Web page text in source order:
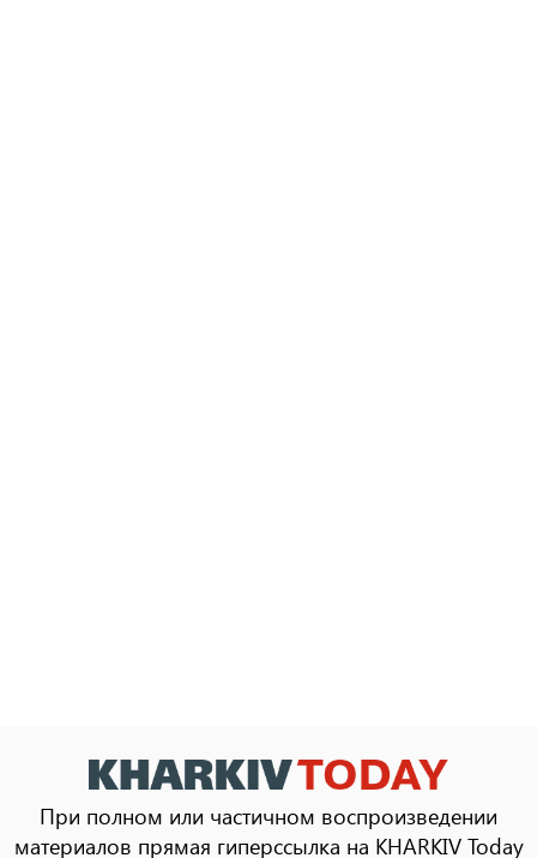
При полном или частичном воспроизведении
материалов прямая гиперссылка на KHARKIV Today